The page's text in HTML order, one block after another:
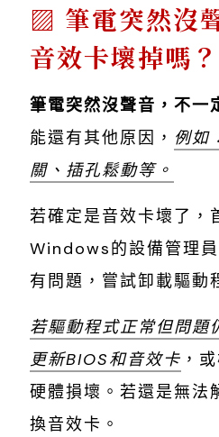
筆電突然沒
音效卡壞掉嗎？
筆電突然沒聲音，不一
能還有其他原因， 例如
關、插孔鬆動等。
若確定是音效卡壞了，
Windows的設備管理
有問題，嘗試卸載驅動
若驅動程式正常但問題
更新BIOS和音效卡 ，
硬體損壞。若還是無法
換音效卡。